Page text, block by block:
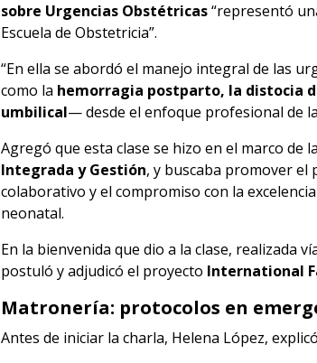
sobre Urgencias Obstétricas“representó
Escuela de Obstetricia”.
“En ella se abordó el manejo integral de las
como la hemorragia postparto, la distocia
umbilical— desde el enfoque profesional de
Agregó que esta clase se hizo en el marco de
Integrada y Gestión, y buscaba promover
colaborativo y el compromiso con la
neonatal.
En la bienvenida que dio a la clase, realizada
postuló y adjudicó el proyecto International
Matronería: protocolos en
Antes de iniciar la charla, Helena López,